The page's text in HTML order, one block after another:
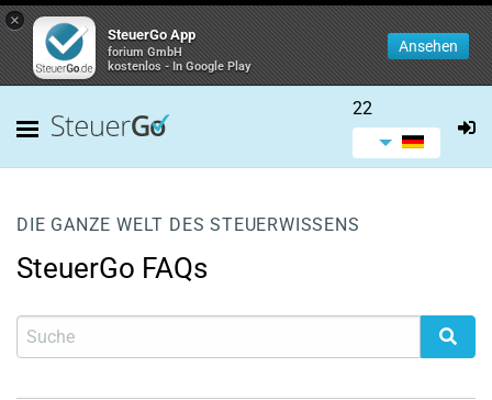
×
SteuerGo App
forium GmbH
kostenlos - In Google Play
Ansehen
22
DIE GANZE WELT DES STEUERWISSENS
SteuerGo FAQs